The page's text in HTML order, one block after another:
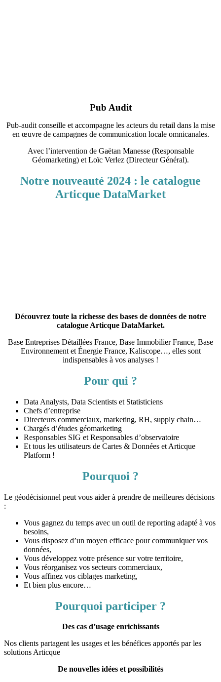
Pub Audit
Pub-audit conseille et accompagne les acteurs du retail dans la mise
en œuvre de campagnes de communication locale omnicanales.
Avec l’intervention de Gaëtan Manesse (Responsable
Géomarketing) et Loïc Verlez (Directeur Général).
Notre nouveauté 2024 : le catalogue
Articque DataMarket
Découvrez toute la richesse des bases de données de notre
catalogue Articque DataMarket.
Base Entreprises Détaillées France, Base Immobilier France, Base
Environnement et Énergie France, Kaliscope…, elles sont
indispensables à vos analyses !
Pour qui ?
Data Analysts, Data Scientists et Statisticiens
Chefs d’entreprise
Directeurs commerciaux, marketing, RH, supply chain…
Chargés d’études géomarketing
Responsables SIG et Responsables d’observatoire
Et tous les utilisateurs de Cartes & Données et Articque
Platform !
Pourquoi ?
Le géodécisionnel peut vous aider à prendre de meilleures décisions
:
Vous gagnez du temps avec un outil de reporting adapté à vos
besoins,
Vous disposez d’un moyen efficace pour communiquer vos
données,
Vous développez votre présence sur votre territoire,
Vous réorganisez vos secteurs commerciaux,
Vous affinez vos ciblages marketing,
Et bien plus encore…
Pourquoi participer ?
Des cas d’usage enrichissants
Nos clients partagent les usages et les bénéfices apportés par les
solutions Articque
De nouvelles idées et possibilités